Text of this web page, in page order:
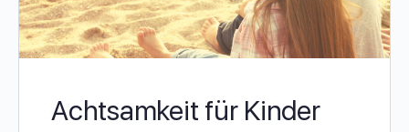
Achtsamkeit für Kinder